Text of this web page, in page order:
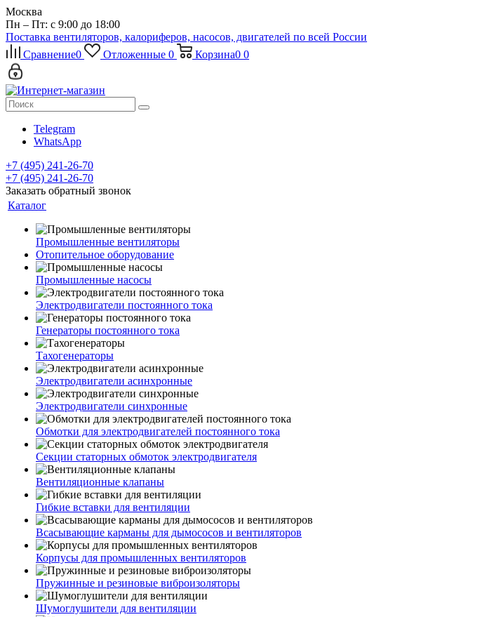
Москва
Пн – Пт: с 9:00 до 18:00
Поставка вентиляторов, калориферов, насосов, двигателей по всей России
Сравнение0 Отложенные 0 Корзина0 0
Telegram
WhatsApp
+7 (495) 241-26-70
+7 (495) 241-26-70
Заказать обратный звонок
Каталог
Промышленные вентиляторы
Отопительное оборудование
Промышленные насосы
Электродвигатели постоянного тока
Генераторы постоянного тока
Тахогенераторы
Электродвигатели асинхронные
Электродвигатели синхронные
Обмотки для электродвигателей постоянного тока
Секции статорных обмоток электродвигателя
Вентиляционные клапаны
Гибкие вставки для вентиляции
Всасывающие карманы для дымососов и вентиляторов
Корпусы для промышленных вентиляторов
Пружинные и резиновые виброизоляторы
Шумоглушители для вентиляции